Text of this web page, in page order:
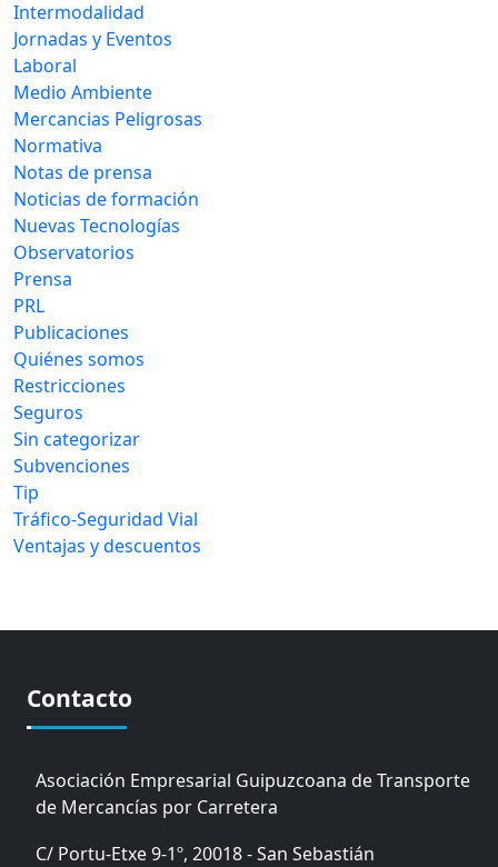
Intermodalidad
Jornadas y Eventos
Laboral
Medio Ambiente
Mercancias Peligrosas
Normativa
Notas de prensa
Noticias de formación
Nuevas Tecnologías
Observatorios
Prensa
PRL
Publicaciones
Quiénes somos
Restricciones
Seguros
Sin categorizar
Subvenciones
Tip
Tráfico-Seguridad Vial
Ventajas y descuentos
Contacto
Asociación Empresarial Guipuzcoana de Transporte
de Mercancías por Carretera
C/ Portu-Etxe 9-1º, 20018 - San Sebastián